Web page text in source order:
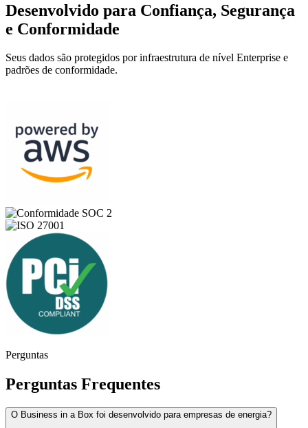
Desenvolvido para Confiança, Segurança
e Conformidade
Seus dados são protegidos por infraestrutura de nível Enterprise e
padrões de conformidade.
Perguntas
Perguntas Frequentes
O Business in a Box foi desenvolvido para empresas de energia?